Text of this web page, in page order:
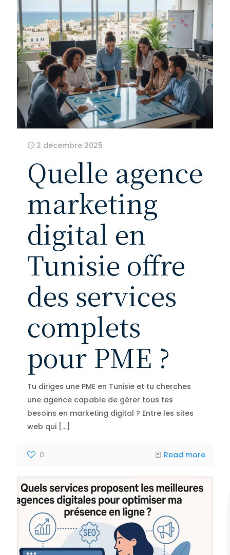
2 décembre 2025
Quelle agence
marketing
digital en
Tunisie offre
des services
complets
pour PME ?
Tu diriges une PME en Tunisie et tu cherches
une agence capable de gérer tous tes
besoins en marketing digital ? Entre les sites
web qui […]
0 Read more